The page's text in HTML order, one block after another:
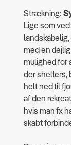
Strækning:
Lige som
med en
mulighed for
der shelters,
helt ned til
af den
hvis man fx
skabt